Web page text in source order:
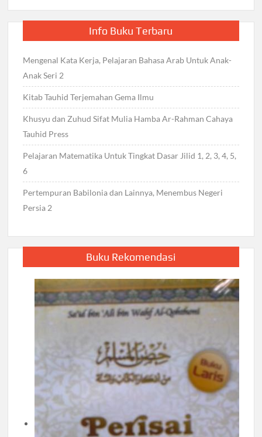
Info Buku Terbaru
Mengenal Kata Kerja, Pelajaran Bahasa Arab Untuk Anak-
Anak Seri 2
Kitab Tauhid Terjemahan Gema Ilmu
Khusyu dan Zuhud Sifat Mulia Hamba Ar-Rahman Cahaya
Tauhid Press
Pelajaran Matematika Untuk Tingkat Dasar Jilid 1, 2, 3, 4, 5,
6
Pertempuran Babilonia dan Lainnya, Menembus Negeri
Persia 2
Buku Rekomendasi